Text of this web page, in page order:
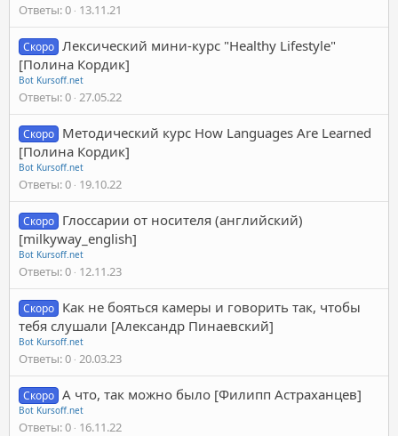
Ответы 0 13.11.21
Скоро Лексический мини-курс "Healthy Lifestyle"
[Полина Кордик]
Bot Kursoff.net
Ответы 0 27.05.22
Скоро Методический курс How Languages Are Learned
[Полина Кордик]
Bot Kursoff.net
Ответы 0 19.10.22
Скоро Глоссарии от носителя (английский)
[milkyway_english]
Bot Kursoff.net
Ответы 0 12.11.23
Скоро Как не бояться камеры и говорить так, чтобы
тебя слушали [Александр Пинаевский]
Bot Kursoff.net
Ответы 0 20.03.23
Скоро А что, так можно было [Филипп Астраханцев]
Bot Kursoff.net
Ответы 0 16.11.22